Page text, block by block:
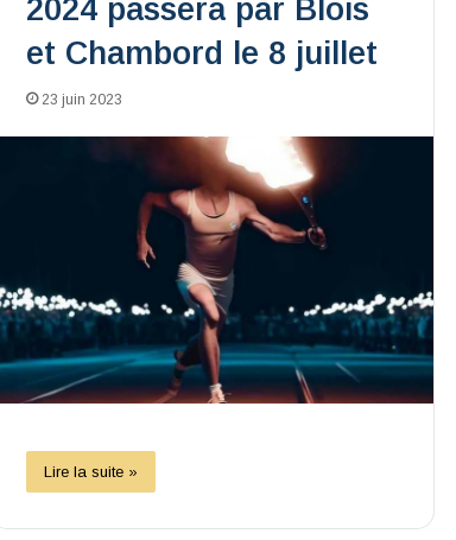
2024 passera par Blois
et Chambord le 8 juillet
23 juin 2023
Lire la suite »